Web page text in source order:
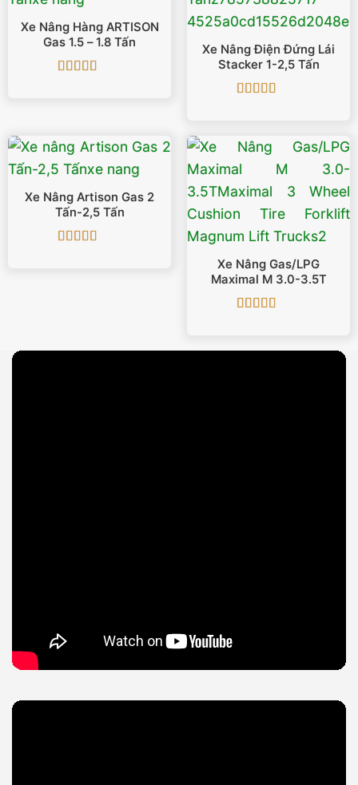
Xe Nâng Hàng ARTISON
Gas 1.5 – 1.8 Tấn
Xe Nâng Điện Đứng Lái
Stacker 1-2,5 Tấn
Xe Nâng Artison Gas 2
Tấn-2,5 Tấn
Xe Nâng Gas/LPG
Maximal M 3.0-3.5T